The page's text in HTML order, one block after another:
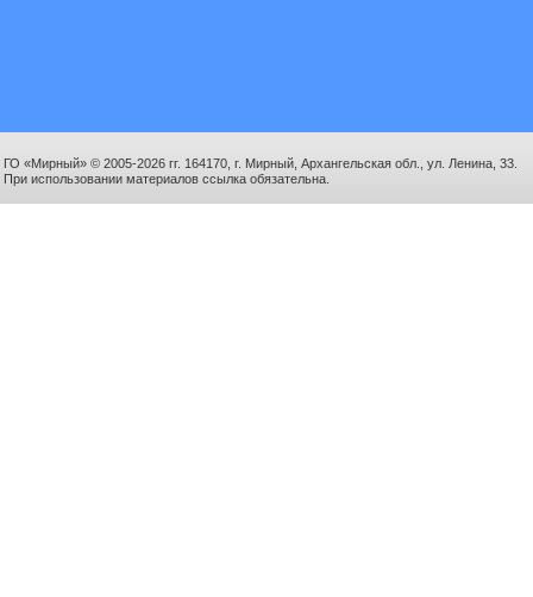
ГО «Мирный» © 2005-2026 гг. 164170, г. Мирный, Архангельская обл., ул. Ленина, 33.
При использовании материалов ссылка обязательна.